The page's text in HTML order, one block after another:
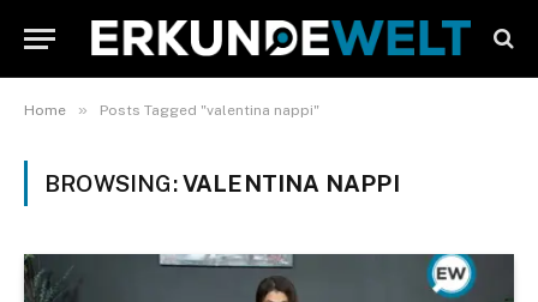
Home » Posts Tagged "valentina nappi"
BROWSING:VALENTINA NAPPI